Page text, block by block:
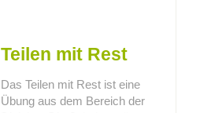
Teilen mit Rest
Das Teilen mit Rest ist eine
Übung aus dem Bereich der